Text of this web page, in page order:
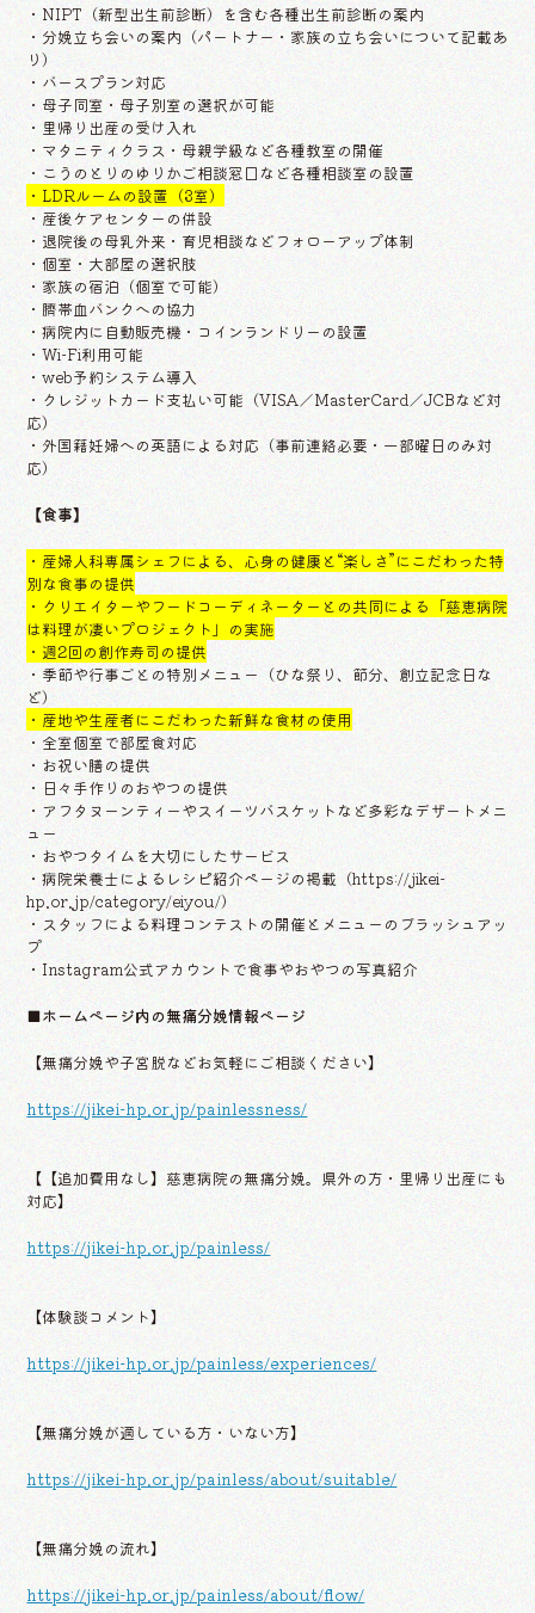
・NIPT（新型出生前診断）を含む各種出生前診断の案内
・分娩立ち会いの案内（パートナー・家族の立ち会いについて記載あ
り）
・バースプラン対応
・母子同室・母子別室の選択が可能
・里帰り出産の受け入れ
・マタニティクラス・母親学級など各種教室の開催
・こうのとりのゆりかご相談窓口など各種相談室の設置
・LDRルームの設置（3室）
・産後ケアセンターの併設
・退院後の母乳外来・育児相談などフォローアップ体制
・個室・大部屋の選択肢
・家族の宿泊（個室で可能）
・臍帯血バンクへの協力
・病院内に自動販売機・コインランドリーの設置
・Wi-Fi利用可能
・web予約システム導入
・クレジットカード支払い可能（VISA／MasterCard／JCBなど対
応）
・外国籍妊婦への英語による対応（事前連絡必要・一部曜日のみ対
応）
【食事】
・産婦人科専属シェフによる、心身の健康と“楽しさ”にこだわった特
別な食事の提供
・クリエイターやフードコーディネーターとの共同による「慈恵病院
は料理が凄いプロジェクト」の実施
・週2回の創作寿司の提供
・季節や行事ごとの特別メニュー（ひな祭り、節分、創立記念日な
ど）
・産地や生産者にこだわった新鮮な食材の使用
・全室個室で部屋食対応
・お祝い膳の提供
・日々手作りのおやつの提供
・アフタヌーンティーやスイーツバスケットなど多彩なデザートメニ
ュー
・おやつタイムを大切にしたサービス
・病院栄養士によるレシピ紹介ページの掲載（https://jikei-
hp.or.jp/category/eiyou/）
・スタッフによる料理コンテストの開催とメニューのブラッシュアッ
プ
・Instagram公式アカウントで食事やおやつの写真紹介
■ホームページ内の無痛分娩情報ページ
【無痛分娩や子宮脱などお気軽にご相談ください】
https://jikei-hp.or.jp/painlessness/
【【追加費用なし】慈恵病院の無痛分娩。県外の方・里帰り出産にも
対応】
https://jikei-hp.or.jp/painless/
【体験談コメント】
https://jikei-hp.or.jp/painless/experiences/
【無痛分娩が適している方・いない方】
https://jikei-hp.or.jp/painless/about/suitable/
【無痛分娩の流れ】
https://jikei-hp.or.jp/painless/about/flow/